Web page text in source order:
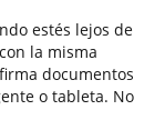
estés lejos de
la misma
documentos
o tableta. No